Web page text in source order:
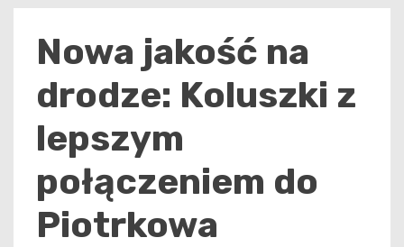
Nowa jakość na
drodze: Koluszki z
lepszym
połączeniem do
Piotrkowa